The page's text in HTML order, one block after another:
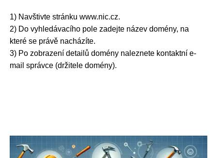
1) Navštivte stránku www.nic.cz.
2) Do vyhledávacího pole zadejte název domény, na
které se právě nacházíte.
3) Po zobrazení detailů domény naleznete kontaktní e-
mail správce (držitele domény).